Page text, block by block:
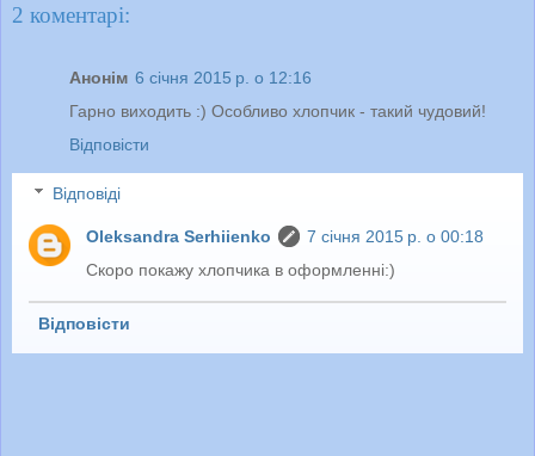
2 коментарі:
Анонім 6 січня 2015 р. о 12:16
Гарно виходить :) Особливо хлопчик - такий чудовий!
Відповісти
Відповіді
Oleksandra Serhiienko
7 січня 2015 р. о 00:18
Скоро покажу хлопчика в оформленні:)
Відповісти